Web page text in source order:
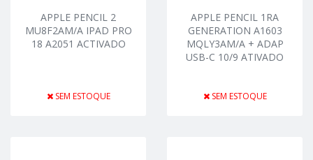
APPLE PENCIL 2
MU8F2AM/A IPAD PRO
18 A2051 ACTIVADO
SEM ESTOQUE
APPLE PENCIL 1RA
GENERATION A1603
MQLY3AM/A + ADAP
USB-C 10/9 ATIVADO
SEM ESTOQUE